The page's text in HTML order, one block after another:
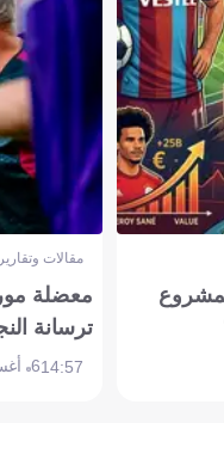
مقالات
معضلة
ترسانة
14:576 أغسطس 2026